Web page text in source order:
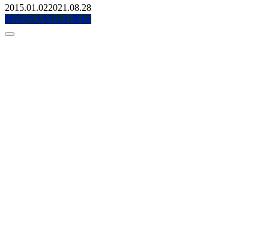
2015.01.022021.08.28
鈴印の大切なお客様